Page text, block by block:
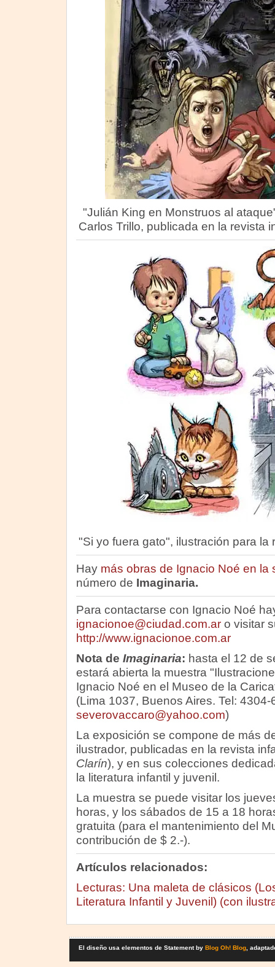
"Julián King en Monstruos al
Carlos Trillo, publicada en la revista
"Si yo fuera gato", ilustración para la
Hay más obras de Ignacio Noé en la
número de Imaginaria.
Para contactarse con Ignacio Noé
ignacionoe@ciudad.com.aro visitar
http://www.ignacionoe.com.ar
Nota de Imaginaria: hasta el 12 de
estará abierta la muestra
Ignacio Noé en el Museo de la
(Lima 1037, Buenos Aires. Tel:
severovaccaro@yahoo.com)
La exposición se compone de más
ilustrador, publicadas en la revista
Clarín), y en sus colecciones
la literatura infantil y juvenil.
La muestra se puede visitar los
horas, y los sábados de 15 a 18
gratuita (para el mantenimiento del
contribución de $ 2.-).
Artículos relacionados:
Lecturas: Una maleta de clásicos
Literatura Infantil y Juvenil) (con
El diseño usa elementos de Statement by Blog Oh! Blog,